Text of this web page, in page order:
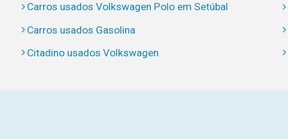
Carros usados Volkswagen Polo em Setúbal
Carros usados Gasolina
Citadino usados Volkswagen